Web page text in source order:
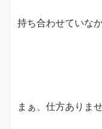
持ち合わせていな
まぁ、仕方ありませ